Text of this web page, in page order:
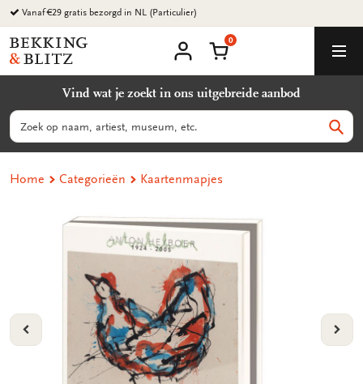
Ga
naar
content
Vanaf €29 gratis bezorgd in NL (Particulier)
Bekking
&
B.V.
account
Winkelmand
0
Vind wat je zoekt in ons uitgebreide aanbod
Zoeken
Home Categorieën Kaartenmapjes
VORIGE